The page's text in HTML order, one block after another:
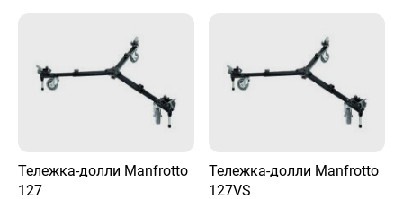
Тележка-долли Manfrotto
127
Тележка-долли Manfrotto
127VS